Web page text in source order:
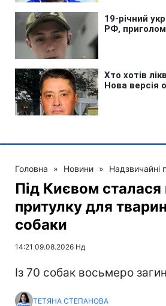
Головна » Новини » Надзвичайні
Під Києвом
притулку для
собаки
14:21 09.08.2026 Нд
Із 70 собак восьмеро
ТЕТЯНА СТЕПАНОВА